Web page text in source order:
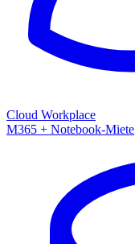
Cloud Workplace
M365 + Notebook-Miete